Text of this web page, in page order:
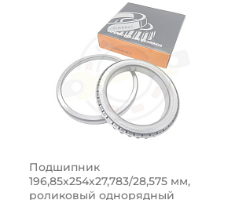
Подшипник
196,85х254х27,783/28,575 мм,
роликовый однорядный